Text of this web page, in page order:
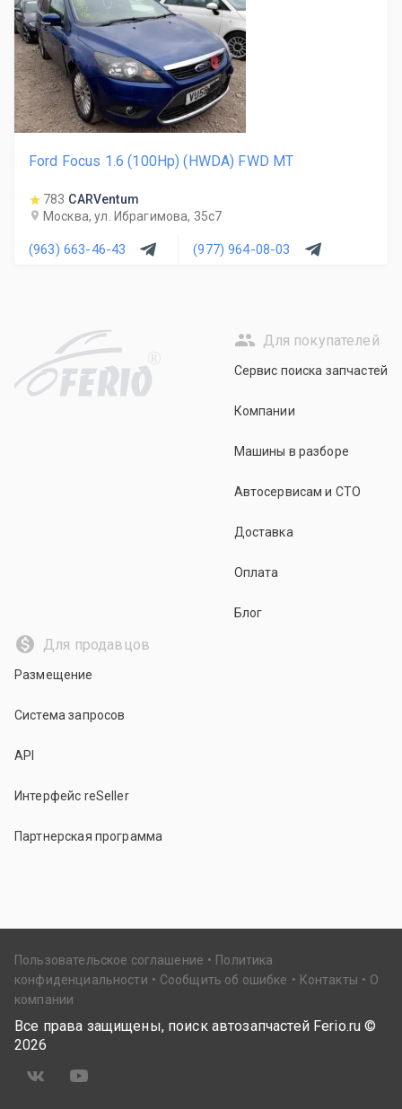
Ford Focus 1.6 (100Hp) (HWDA) FWD MT
783 CARVentum
Москва, ул. Ибрагимова, 35с7
(963) 663-46-43 (977) 964-08-03
R
Для покупателей
Сервис поиска запчастей
Компании
Машины в разборе
Автосервисам и СТО
Доставка
Оплата
Блог
Для продавцов
Размещение
Система запросов
API
Интерфейс reSeller
Партнерская программа
Пользовательское соглашение
Политика
конфиденциальности
Сообщить об ошибке Контакты
О
компании
Все права защищены, поиск автозапчастей Ferio.ru ©
2026